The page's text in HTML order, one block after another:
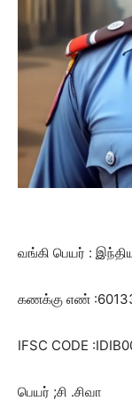
வங்கி பெயர் :
கணக்கு எண்
IFSC CODE
பெயர் ;சி .சிவா